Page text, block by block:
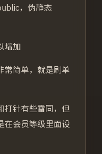
，伪静态
增加
常简单，就是刷单
打针有些雷同，但
在会员等级里面设